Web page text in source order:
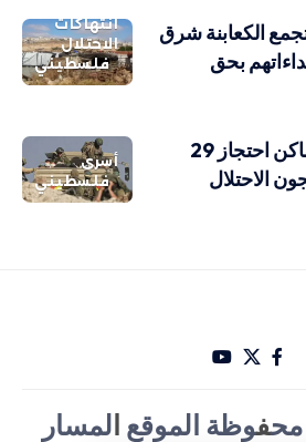
انتهاكات
الاحتلال
فلسطيني
الكعابنة شرق
بحق
أسرى
فلسطيني
هيئة الأسرى: تحديد أماكن احتجاز 29
الاحتلال
محفوظة الموقع المسار